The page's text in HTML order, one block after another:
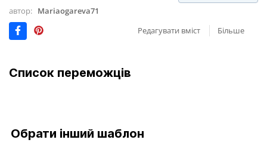
автор: Mariaogareva71
Редагувати вміст
Більше
Список переможців
Обрати інший шаблон